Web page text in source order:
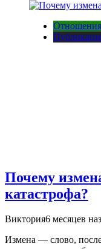
Отношения
Почему
катастрофа?
Виктория6 месяцев
Измена — слово, после